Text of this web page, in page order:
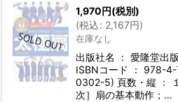
1,970円(税別)
(税込: 2,167円)
在庫なし
出版社名 ： 愛隆堂出
ISBNコード ： 978-
0302-5) 頁数・縦 ：
次］扇の基本動作；…